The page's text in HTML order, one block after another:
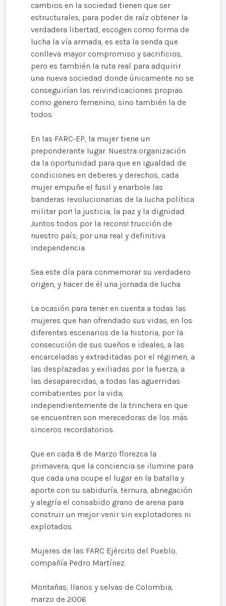
cambios en la sociedad tienen que ser
estructurales, para poder de raíz obtener la
verdadera libertad, escogen como forma de
lucha la vía armada, es esta la senda que
conlleva mayor compromiso y sacrificios,
pero es también la ruta real para adquirir
una nueva sociedad donde únicamente no se
conseguirían las reivindicaciones propias
como genero femenino, sino también la de
todos.
En las FARC-EP, la mujer tiene un
preponderante lugar. Nuestra organización
da la oportunidad para que en igualdad de
condiciones en deberes y derechos, cada
mujer empuñe el fusil y enarbole las
banderas revolucionarias de la lucha política
militar por! la justicia, la paz y la dignidad.
Juntos todos por la recons! trucción de
nuestro país, por una real y definitiva
independencia.
Sea este día para conmemorar su verdadero
origen, y hacer de él una jornada de lucha.
La ocasión para tener en cuenta a todas las
mujeres que han ofrendado sus vidas, en los
diferentes escenarios de la historia, por la
consecución de sus sueños e ideales, a las
encarceladas y extraditadas por el régimen, a
las desplazadas y exiliadas por la fuerza, a
las desaparecidas, a todas las aguerridas
combatientes por la vida,
independientemente de la trinchera en que
se encuentren son merecedoras de los más
sinceros recordatorios.
Que en cada 8 de Marzo florezca la
primavera, que la conciencia se ilumine para
que cada una ocupe el lugar en la batalla y
aporte con su sabiduría, ternura, abnegación
y alegría el consabido grano de arena para
construir un mejor venir sin explotadores ni
explotados.
Mujeres de las FARC Ejército del Pueblo,
compañía Pedro Martínez.
Montañas, llanos y selvas de Colombia,
marzo de 2006